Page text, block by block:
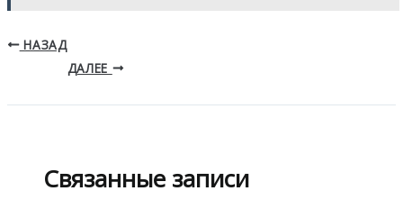
НАЗАД
ДАЛЕЕ
Связанные записи